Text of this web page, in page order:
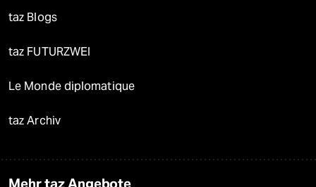
taz Blogs
taz FUTURZWEI
Le Monde diplomatique
taz Archiv